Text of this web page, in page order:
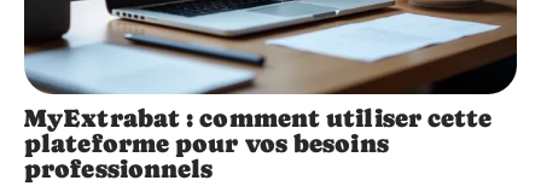
MyExtrabat : comment utiliser cette
plateforme pour vos besoins
professionnels